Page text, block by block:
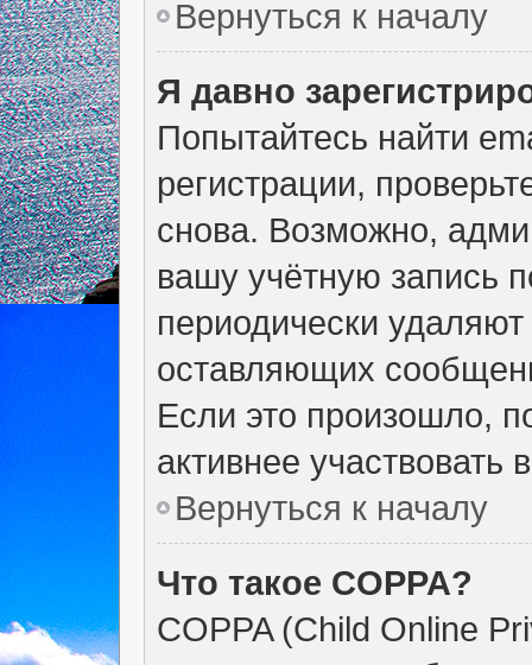
Вернуться к началу
Я давно
Попытайтесь найти
регистрации,
снова. Возможно,
вашу учётную запись
периодически
оставляющих
Если это произошло,
активнее участвовать
Вернуться к началу
Что такое COPPA?
COPPA (Child Online